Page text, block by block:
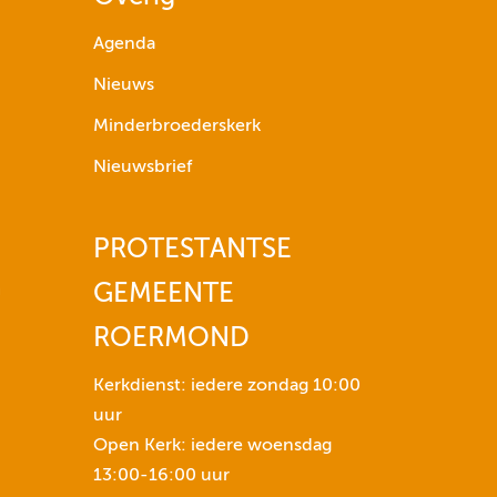
p
l
t
s
n
o
h
e
t
v
Agenda
Nieuws
Minderbroederskerk
Nieuwsbrief
PROTESTANTSE
GEMEENTE
ROERMOND
Kerkdienst: iedere zondag 10:00
uur
Open Kerk: iedere woensdag
13:00-16:00 uur